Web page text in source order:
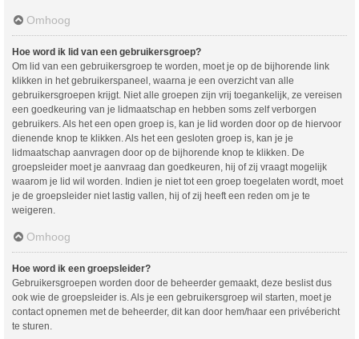
Omhoog
Hoe word ik lid van een gebruikersgroep?
Om lid van een gebruikersgroep te worden, moet je op de bijhorende link
klikken in het gebruikerspaneel, waarna je een overzicht van alle
gebruikersgroepen krijgt. Niet alle groepen zijn vrij toegankelijk, ze vereisen
een goedkeuring van je lidmaatschap en hebben soms zelf verborgen
gebruikers. Als het een open groep is, kan je lid worden door op de hiervoor
dienende knop te klikken. Als het een gesloten groep is, kan je je
lidmaatschap aanvragen door op de bijhorende knop te klikken. De
groepsleider moet je aanvraag dan goedkeuren, hij of zij vraagt mogelijk
waarom je lid wil worden. Indien je niet tot een groep toegelaten wordt, moet
je de groepsleider niet lastig vallen, hij of zij heeft een reden om je te
weigeren.
Omhoog
Hoe word ik een groepsleider?
Gebruikersgroepen worden door de beheerder gemaakt, deze beslist dus
ook wie de groepsleider is. Als je een gebruikersgroep wil starten, moet je
contact opnemen met de beheerder, dit kan door hem/haar een privébericht
te sturen.